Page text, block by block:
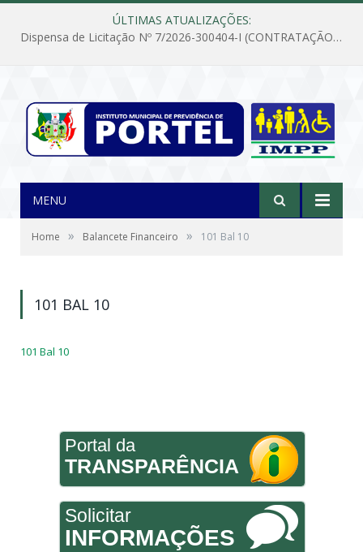
ÚLTIMAS ATUALIZAÇÕES:
Dispensa de Licitação Nº 7/2026-300404-I (CONTRATAÇÃO DE EMPRESA PARA MANUTENÇÃO E REPARAÇÃO DE APARELHOS DE AR CONDICIONADO, EM ATENDIMENTO ÀS NECESSIDADES DO INSTITUTO DE PREVIDÊNCIA MUNICIPAL DE PORTEL/PA)
MENU
Home » Balancete Financeiro » 101 Bal 10
101 BAL 10
101 Bal 10
Portal da
TRANSPARÊNCIA
Solicitar
INFORMAÇÕES